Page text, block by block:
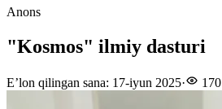
Anons
"Kosmos" ilmiy dasturi
E’lon qilingan sana: 17-iyun 2025· 170